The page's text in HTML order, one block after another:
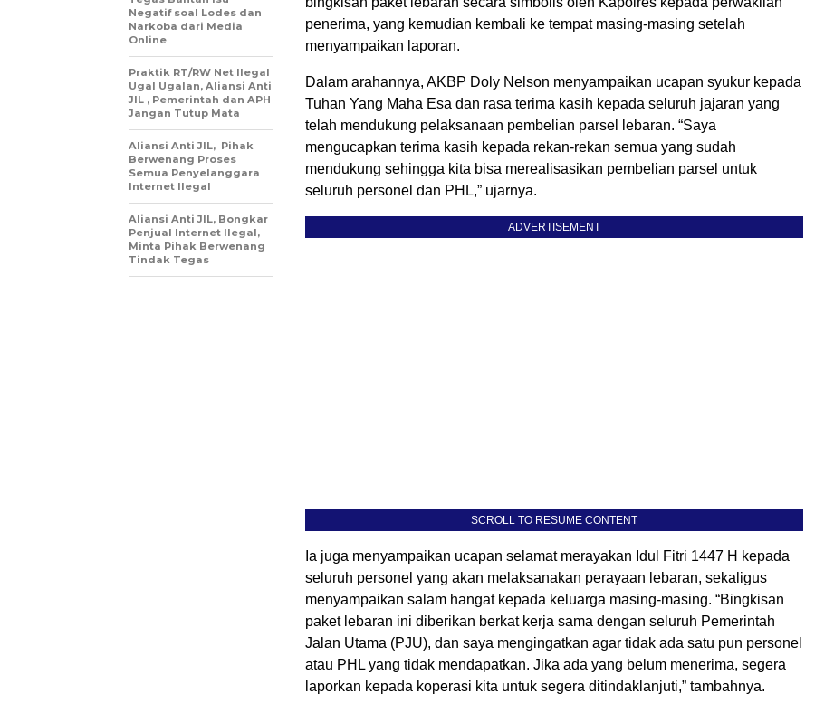
penerima, yang kemudian kembali ke tempat masing-masing setelah
menyampaikan laporan.
Dalam arahannya, AKBP Doly Nelson menyampaikan ucapan syukur kepada
Tuhan Yang Maha Esa dan rasa terima kasih kepada seluruh jajaran yang
telah mendukung pelaksanaan pembelian parsel lebaran. “Saya
mengucapkan terima kasih kepada rekan-rekan semua yang sudah
mendukung sehingga kita bisa merealisasikan pembelian parsel untuk
seluruh personel dan PHL,” ujarnya.
ADVERTISEMENT
SCROLL TO RESUME CONTENT
Ia juga menyampaikan ucapan selamat merayakan Idul Fitri 1447 H kepada
seluruh personel yang akan melaksanakan perayaan lebaran, sekaligus
menyampaikan salam hangat kepada keluarga masing-masing. “Bingkisan
paket lebaran ini diberikan berkat kerja sama dengan seluruh Pemerintah
Jalan Utama (PJU), dan saya mengingatkan agar tidak ada satu pun personel
atau PHL yang tidak mendapatkan. Jika ada yang belum menerima, segera
laporkan kepada koperasi kita untuk segera ditindaklanjuti,” tambahnya.
Negatif soal Lodes dan
Narkoba dari Media
Online
Praktik RT/RW Net Ilegal
Ugal Ugalan, Aliansi Anti
JIL , Pemerintah dan APH
Jangan Tutup Mata
Aliansi Anti JIL, Pihak
Berwenang Proses
Semua Penyelanggara
Internet Ilegal
Aliansi Anti JIL, Bongkar
Penjual Internet Ilegal,
Minta Pihak Berwenang
Tindak Tegas